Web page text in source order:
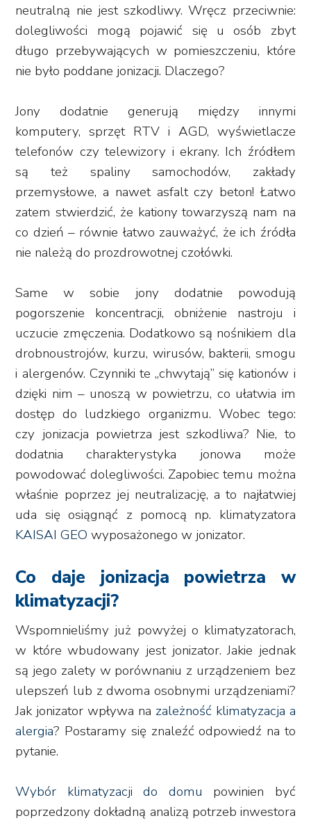
neutralną nie jest szkodliwy. Wręcz przeciwnie:
dolegliwości mogą pojawić się u osób zbyt
długo przebywających w pomieszczeniu, które
nie było poddane jonizacji. Dlaczego?
Jony dodatnie generują między innymi
komputery, sprzęt RTV i AGD, wyświetlacze
telefonów czy telewizory i ekrany. Ich źródłem
są też spaliny samochodów, zakłady
przemysłowe, a nawet asfalt czy beton! Łatwo
zatem stwierdzić, że kationy towarzyszą nam na
co dzień – równie łatwo zauważyć, że ich źródła
nie należą do prozdrowotnej czołówki.
Same w sobie jony dodatnie powodują
pogorszenie koncentracji, obniżenie nastroju i
uczucie zmęczenia. Dodatkowo są nośnikiem dla
drobnoustrojów, kurzu, wirusów, bakterii, smogu
i alergenów. Czynniki te „chwytają” się kationów i
dzięki nim – unoszą w powietrzu, co ułatwia im
dostęp do ludzkiego organizmu. Wobec tego:
czy jonizacja powietrza jest szkodliwa? Nie, to
dodatnia charakterystyka jonowa może
powodować dolegliwości. Zapobiec temu można
właśnie poprzez jej neutralizację, a to najłatwiej
uda się osiągnąć z pomocą np. klimatyzatora
KAISAI GEO wyposażonego w jonizator.
Co daje jonizacja powietrza w
klimatyzacji?
Wspomnieliśmy już powyżej o klimatyzatorach,
w które wbudowany jest jonizator. Jakie jednak
są jego zalety w porównaniu z urządzeniem bez
ulepszeń lub z dwoma osobnymi urządzeniami?
Jak jonizator wpływa na zależność klimatyzacja a
alergia? Postaramy się znaleźć odpowiedź na to
pytanie.
Wybór klimatyzacji do domu powinien być
poprzedzony dokładną analizą potrzeb inwestora